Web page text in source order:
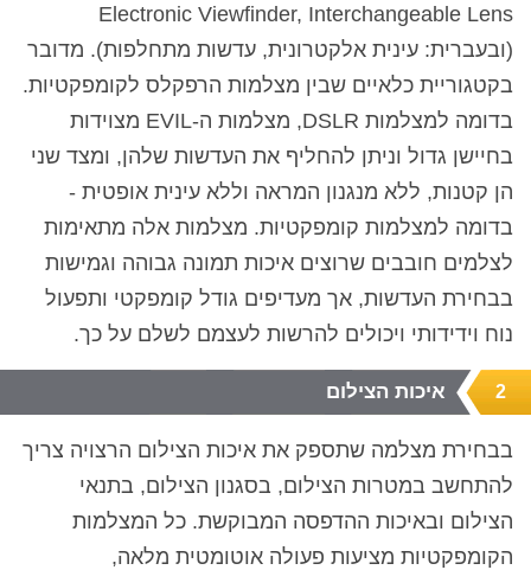
Electronic Viewfinder, Interchangeable Lens
(ובעברית: עינית אלקטרונית, עדשות מתחלפות). מדובר
בקטגוריית כלאיים שבין מצלמות הרפקלס לקומפקטיות.
בדומה למצלמות DSLR
, מצלמות ה-EVIL מצוידות
בחיישן גדול וניתן להחליף את העדשות שלהן, ומצד שני
הן קטנות, ללא מנגנון המראה וללא עינית אופטית -
בדומה למצלמות קומפקטיות. מצלמות אלה מתאימות
לצלמים חובבים שרוצים איכות תמונה גבוהה וגמישות
בבחירת העדשות, אך מעדיפים גודל קומפקטי ותפעול
נוח וידידותי ויכולים להרשות לעצמם לשלם על כך.
2 איכות הצילום
בבחירת מצלמה שתספק את איכות הצילום הרצויה צריך
להתחשב במטרות הצילום, בסגנון הצילום, בתנאי
הצילום ובאיכות ההדפסה המבוקשת. כל המצלמות
הקומפקטיות מציעות פעולה אוטומטית מלאה,